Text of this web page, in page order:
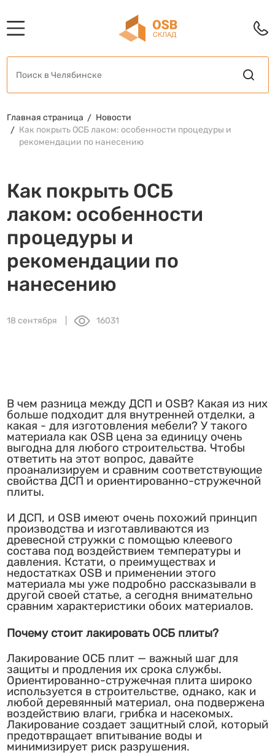
Главная страница
Новости
Как покрыть ОСБ лаком: особенности процедуры и
рекомендации по нанесению
Как покрыть ОСБ
лаком: особенности
процедуры и
рекомендации по
нанесению
18 сентября 16031
В чем разница между ДСП и OSB? Какая из них
больше подходит для внутренней отделки, а
какая - для изготовления мебели? У такого
материала как OSB цена за единицу очень
выгодна для любого строительства. Чтобы
ответить на этот вопрос, давайте
проанализируем и сравним соответствующие
свойства ДСП и ориентированно-стружечной
плиты.
И ДСП, и OSB имеют очень похожий принцип
производства и изготавливаются из
древесной стружки с помощью клеевого
состава под воздействием температуры и
давления. Кстати, о преимуществах и
недостатках OSB и применении этого
материала мы уже подробно рассказывали в
другой своей статье, а сегодня внимательно
сравним характеристики обоих материалов.
Почему стоит лакировать ОСБ плиты?
Лакирование ОСБ плит — важный шаг для
защиты и продления их срока службы.
Ориентированно-стружечная плита широко
используется в строительстве, однако, как и
любой деревянный материал, она подвержена
воздействию влаги, грибка и насекомых.
Лакирование создает защитный слой, который
предотвращает впитывание воды и
минимизирует риск разрушения.